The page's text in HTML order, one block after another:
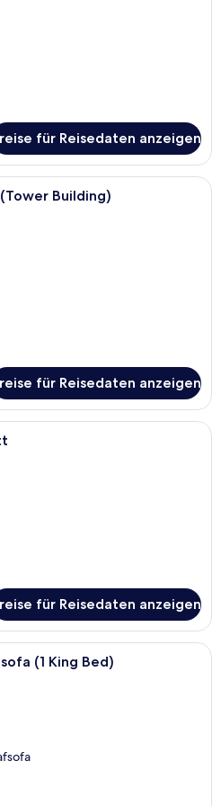
für Reisedaten anzeigen
Ein Himmelbett, ein Sofa, ein Sessel,
Building)
für Reisedaten anzeigen
Ein Bett mit Baldachin, eine
für Reisedaten anzeigen
Ein helles Wohnzimmer mit
(1 King Bed)